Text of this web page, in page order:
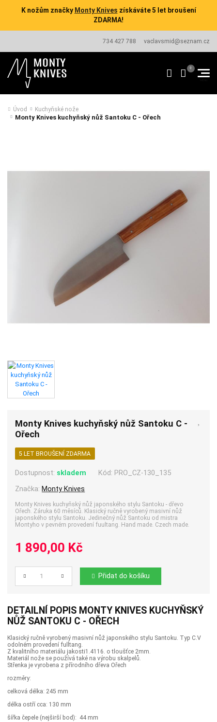
K nožům značky Monty Knives získáváte 5 let broušení
ZDARMA!
734 427 788 vaclavsmid@seznam.cz
Úvod Kuchyňské nože
Monty Knives kuchyňský nůž Santoku C - Ořech
Monty Knives kuchyňský nůž Santoku C -
Ořech
5 LET BROUŠENÍ ZDARMA
Dostupnost: skladem Kód: PRO_CZ-130_135
Značka:Monty Knives
Monty Knives kuchyňský nůž japonského stylu Santoku - dřevo
Ořech. Záruka 60 měsíců. Klasický ručně vyrobený masivní nůž
japonského stylu Santoku. Jedinečný nůž Santoku od mistra
Montyho v pevném provedení fuultang. Hand made. Czech made.
1 890,00 Kč
Počet Přidat do košíku
DETAILNÍ POPIS MONTY KNIVES KUCHYŇSKÝ
NŮŽ SANTOKU C - OŘECH
Klasický ručně vyrobený masivní nůž japonského stylu Santoku. Typ C.V
odolném provedení fulltang.
Z kvalitního materiálu jakosti1.4116. o tloušťce 2mm.
Materiál nože se používá také na výrobu skalpelů.
Střenka je vyrobena z přírodního dřeva Ořech
rozměry:
celková délka: 245 mm
délka ostří cca: 130 mm
šířka čepele (nejširší bod): 44 mm